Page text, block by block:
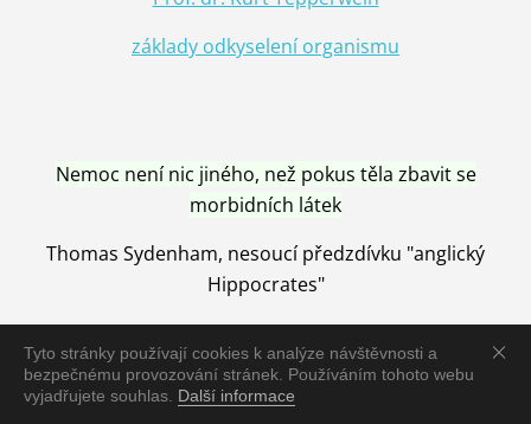
Tyto stránky používají cookies k analýze návštěvnosti a
bezpečnému provozování stránek. Používáním tohoto webu
vyjadřujete souhlas. Další informace
základy odkyselení organismu
Nemoc není nic jiného, než pokus těla zbavit se
morbidních látek
Thomas Sydenham, nesoucí předzdívku "anglický
Hippocrates"
Nemoc je vyléčena jen pomocí Přírody, neutralizací a